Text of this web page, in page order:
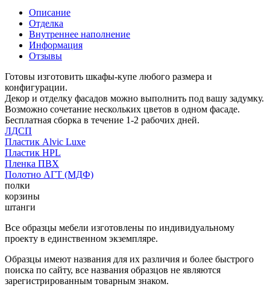
Описание
Отделка
Внутреннее наполнение
Информация
Отзывы
Готовы изготовить шкафы-купе любого размера и
конфигурации.
Декор и отделку фасадов можно выполнить под вашу задумку.
Возможно сочетание нескольких цветов в одном фасаде.
Бесплатная сборка в течение 1-2 рабочих дней.
ЛДСП
Пластик Alvic Luxe
Пластик HPL
Пленка ПВХ
Полотно АГТ (МДФ)
полки
корзины
штанги
Все образцы мебели изготовлены по индивидуальному
проекту в единственном экземпляре.
Образцы имеют названия для их различия и более быстрого
поиска по сайту, все названия образцов не являются
зарегистрированным товарным знаком.